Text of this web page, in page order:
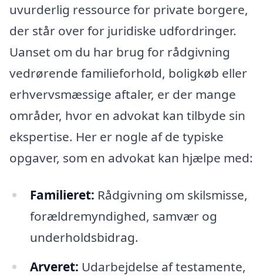
uvurderlig ressource for private borgere,
der står over for juridiske udfordringer.
Uanset om du har brug for rådgivning
vedrørende familieforhold, boligkøb eller
erhvervsmæssige aftaler, er der mange
områder, hvor en advokat kan tilbyde sin
ekspertise. Her er nogle af de typiske
opgaver, som en advokat kan hjælpe med:
Familieret: Rådgivning om skilsmisse,
forældremyndighed, samvær og
underholdsbidrag.
Arveret: Udarbejdelse af testamente,